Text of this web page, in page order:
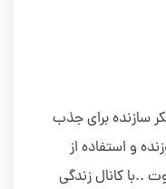
سازنده برای جذب
و استفاده از
کانال زندگی